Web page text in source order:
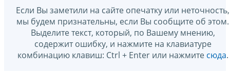
Если Вы заметили на сайте опечатку или неточность,
мы будем признательны, если Вы сообщите об этом.
Выделите текст, который, по Вашему мнению,
содержит ошибку, и нажмите на клавиатуре
комбинацию клавиш: Ctrl + Enter или нажмите сюда.